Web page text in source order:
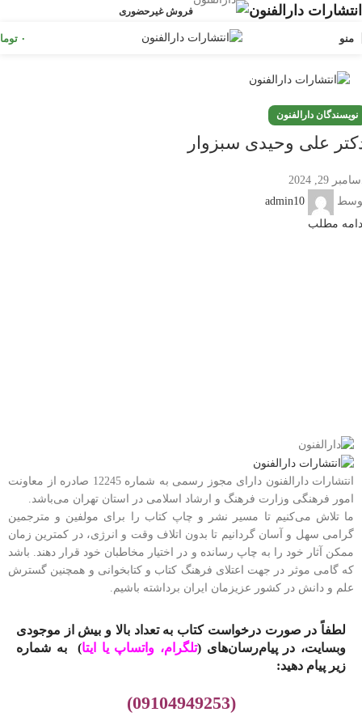
انتشارات دارالفنون فروش غیرحضوری
منو ۰
نویسندگان دارالفنون
علی وحیدی سبزوار
29, 2024
admin10
مطلب
انتشارات دارالفنون دارای مجوز رسمی به شماره 12245 صادره از معاونت
امور فرهنگی وزارت فرهنگ و ارشاد اسلامی در استان تهران می‌باشد.
ما تلاش می‌کنیم تا مسیر نشر و چاپ کتاب را برای مولفین و مترجمین
گرامی سهل و آسان گردانیم تا بدون اتلاف وقت و انرژی، در کمترین زمان
ممکن آثار خود را به چاپ رسانده و در اختیار مخاطبان خود قرار دهند. باشد
که گامی موثر در جهت اعتلای فرهنگ کتاب و کتابخوانی و همچنین گسترش
علم و دانش در کشور عزیزمان ایران برداشته باشیم.
لطفاً در صورت درخواست کتاب به تعداد بالا و بیش از موجودی
وبسایت، در پیام‌رسان‌های (تلگرام، واتساپ یا ایتا)
به شماره
زیر پیام دهید:
(09104949253)